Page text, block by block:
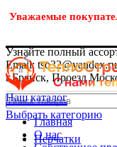
Уважаемые
Узнайте полный
Email: tso32@yandex.ru
г.Брянск, Проезд
г.Брянск, Проезд
Выбрать категорию
Перчатки
Наш каталог
Главная
О нас